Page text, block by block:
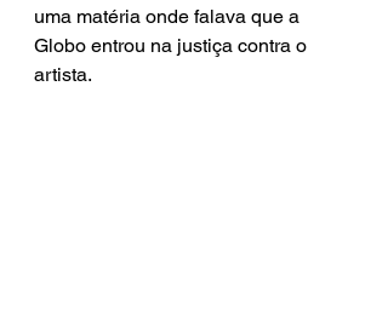
uma matéria onde falava que a
Globo entrou na justiça contra o
artista.